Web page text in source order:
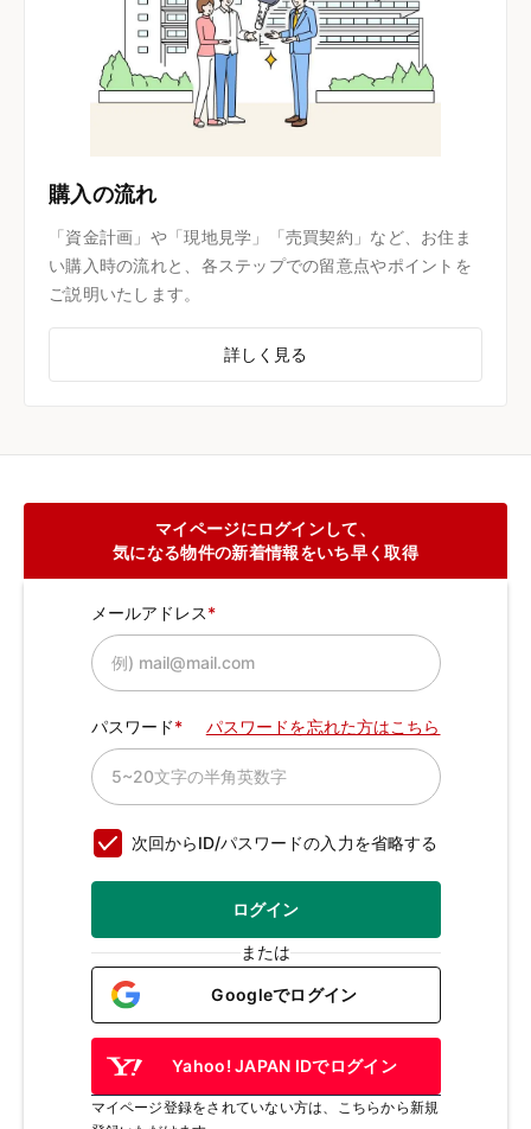
購入の流れ
「資金計画」や「現地見学」「売買契約」など、お住ま
い購入時の流れと、各ステップでの留意点やポイントを
ご説明いたします。
詳しく見る
マイページにログインして、
気になる物件の新着情報をいち早く取得
メールアドレス
パスワード パスワードを忘れた方はこちら
次回からID/パスワードの入力を省略する
ログイン
または
Googleでログイン
Yahoo! JAPAN IDでログイン
マイページ登録をされていない方は、こちらから新規